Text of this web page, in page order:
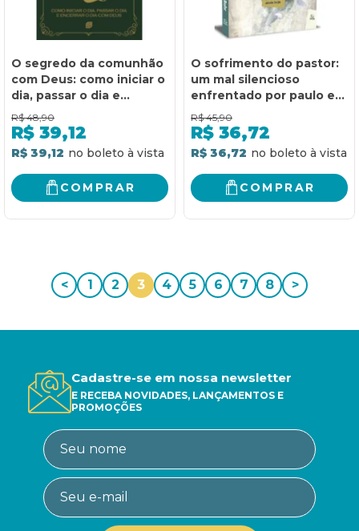
O segredo da comunhão
com Deus: como iniciar o
dia, passar o dia e
encerrar o dia com Deus
R$ 48,90
R$ 39,12
R$ 39,12
COMPRAR
O sofrimento do pastor:
um mal silencioso
enfrentado por paulo e
por pastores ainda hoje
R$ 45,90
R$ 36,72
R$ 36,72
COMPRAR
< 1 2 3 4 5 6 7 8 >
Cadastre-se em nossa newsletter
E RECEBA NOVIDADES, LANÇAMENTOS E
PROMOÇÕES